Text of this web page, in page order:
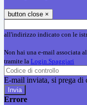
button close ×
all'indirizzo indicato con le
Non hai una e-mail associata
tramite la Login Spaggiari
E-mail inviata, si prega di
Errore